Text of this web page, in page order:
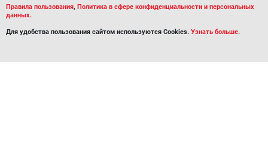
Правила пользования, Политика в сфере конфиденциальности и персональных
данных.
Для удобства пользования сайтом используются Cookies. Узнать больше.